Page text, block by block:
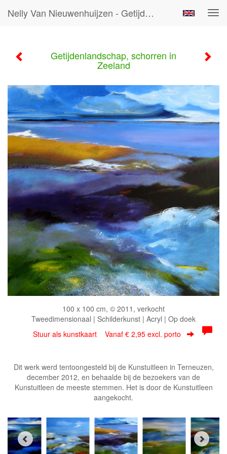
Nelly Van Nieuwenhuijzen - Getijdenlandschap, Schorren In Zeeland
Getijdenlandschap, schorren in
Zeeland
100 x 100 cm, © 2011, verkocht
Tweedimensionaal | Schilderkunst | Acryl | Op doek
Stuur als kunstkaart Vanaf € 2,95 excl. porto
Dit werk werd tentoongesteld bij de Kunstuitleen in Terneuzen,
december 2012, en behaalde bij de bezoekers van de
Kunstuitleen de meeste stemmen. Het is door de Kunstuitleen
aangekocht.